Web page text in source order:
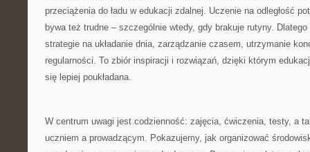
przeciążenia do ładu w edukacji zdalnej. Uczenie na odległość
bywa też trudne – szczególnie wtedy, gdy brakuje rutyny.
strategie na układanie dnia, zarządzanie czasem, utrzymanie
regularności. To zbiór inspiracji i rozwiązań, dzięki którym
się lepiej poukładana.
W centrum uwagi jest codzienność: zajęcia, ćwiczenia, testy, a
uczniem a prowadzącym. Pokazujemy, jak organizować